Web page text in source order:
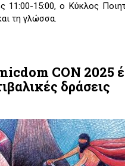
15:00, ο Κύκλος
τη γλώσσα.
CON 2025
δράσεις